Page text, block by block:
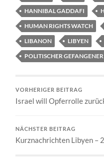
HANNIBAL GADDAFI
HUMAN RIGHTS WATCH
LIBANON
LIBYEN
POLITISCHER GEFANGENER
VORHERIGER BEITRAG
Israel will Opferrolle
NÄCHSTER BEITRAG
Kurznachrichten Libyen –